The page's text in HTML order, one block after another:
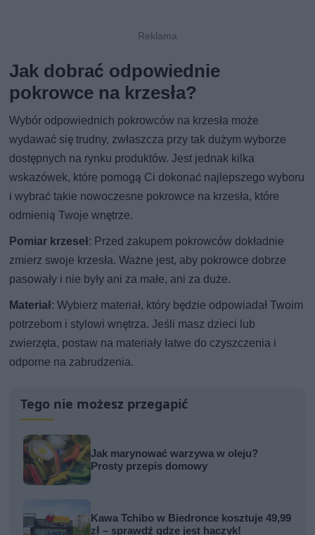
Jak dobrać odpowiednie
pokrowce na krzesła?
Wybór odpowiednich pokrowców na krzesła może
wydawać się trudny, zwłaszcza przy tak dużym wyborze
dostępnych na rynku produktów. Jest jednak kilka
wskazówek, które pomogą Ci dokonać najlepszego wyboru
i wybrać takie nowoczesne pokrowce na krzesła, które
odmienią Twoje wnętrze.
Pomiar krzeseł: Przed zakupem pokrowców dokładnie
zmierz swoje krzesła. Ważne jest, aby pokrowce dobrze
pasowały i nie były ani za małe, ani za duże.
Materiał: Wybierz materiał, który będzie odpowiadał Twoim
potrzebom i stylowi wnętrza. Jeśli masz dzieci lub
zwierzęta, postaw na materiały łatwe do czyszczenia i
odporne na zabrudzenia.
Tego nie możesz przegapić
Jak marynować warzywa w oleju?
Prosty przepis domowy
Kawa Tchibo w Biedronce kosztuje 49,99
zł – sprawdź gdze jest haczyk!